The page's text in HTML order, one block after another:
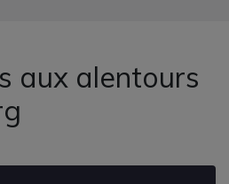
aux alentours